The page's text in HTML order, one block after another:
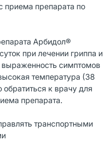
приема препарата по
Арбидол®
при лечении гриппа и
симптомов
температура (38
к врачу для
препарата.
транспортными